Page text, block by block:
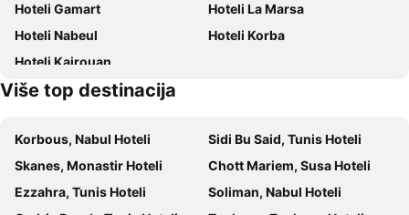
Hotel Sentido Phenicia
Hasdrubal Thalassa & Spa Yasmine Hammamet
Royal Tulip Taj Sultan
Hotel El Fell
The Sindbad
Hotel Residence Mahmoud
Medina Belisaire & Thalasso
Zodiac Hotel
Le Hammamet Hôtel & Spa
Calimera Delfino Beach Resort & Spa
Mediteranée Thalasso Golf
Blumar Resort & Spa
Hoteli Gamart
Hoteli La Marsa
Hoteli Nabeul
Hoteli Korba
Hoteli Kairouan
Više top destinacija
Korbous, Nabul Hoteli
Sidi Bu Said, Tunis Hoteli
Skanes, Monastir Hoteli
Chott Mariem, Susa Hoteli
Ezzahra, Tunis Hoteli
Soliman, Nabul Hoteli